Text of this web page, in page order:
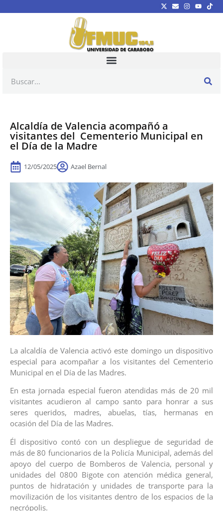
Alcaldía de Valencia acompañó a
visitantes del Cementerio Municipal en
el Día de la Madre
12/05/2025 Azael Bernal
La alcaldía de Valencia activó este domingo un dispositivo
especial para acompañar a los visitantes del Cementerio
Municipal en el Día de las Madres.
En esta jornada especial fueron atendidas más de 20 mil
visitantes acudieron al campo santo para honrar a sus
seres queridos, madres, abuelas, tías, hermanas en
ocasión del Día de las Madres.
Él dispositivo contó con un despliegue de seguridad de
más de 80 funcionarios de la Policía Municipal, además del
apoyo del cuerpo de Bomberos de Valencia, personal y
unidades del 0800 Bigote con atención médica general,
puntos de hidratación y unidades de transporte para la
movilización de los visitantes dentro de los espacios de la
necrópolis.